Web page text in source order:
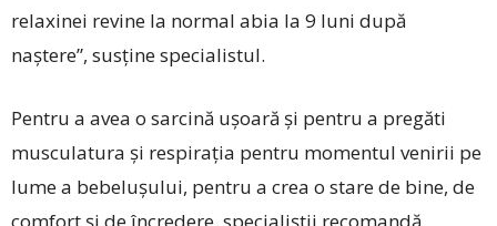
relaxinei revine la normal abia la 9 luni după
naștere”, susține specialistul.
Pentru a avea o sarcină ușoară și pentru a pregăti
musculatura și respirația pentru momentul venirii pe
lume a bebelușului, pentru a crea o stare de bine, de